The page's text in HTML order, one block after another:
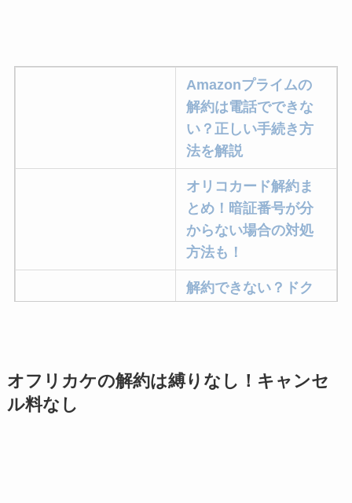
Amazonプライムの
解約は電話でできな
い？正しい手続き方
法を解説
オリコカード解約ま
とめ！暗証番号が分
からない場合の対処
方法も！
解約できない？ドク
解約方法まとめ！契
オフリカケの解約は縛りなし！キャンセ
ル料なし